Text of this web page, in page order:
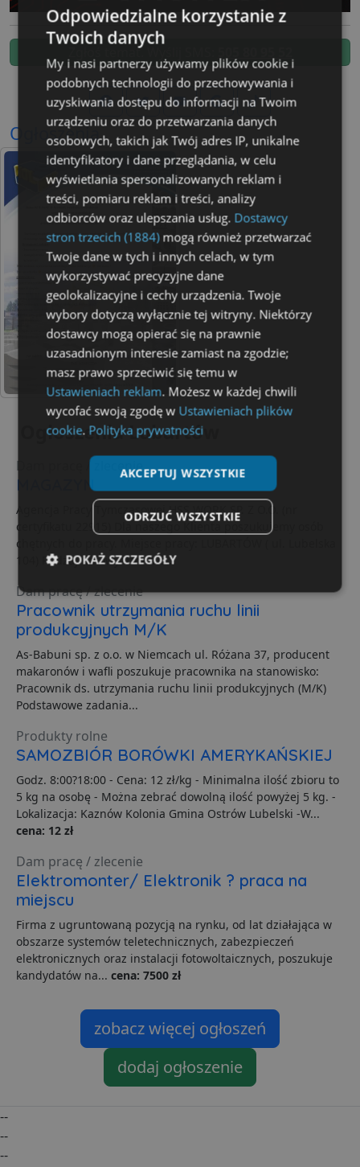
Zgłoś temat. Wyślij SMS:
Ogłoszenia
Ogłoszenia Lubartów
Dam pracę / zlecenie
MAGAZYN
Agencja Pracy Tymczasowej HSS WORK SP. Z O.O. (nr
certyfikatu 22915) Dla naszego Klienta poszukujemy osób
chętnych do pracy. Miejsce pracy: LUBARTÓW ( ul. Lubelska
104) Rodzaj umowy: Umowa...
Dam pracę / zlecenie
Pracownik utrzymania ruchu linii
produkcyjnych M/K
As-Babuni sp. z o.o. w Niemcach ul. Różana 37, producent
makaronów i wafli poszukuje pracownika na stanowisko:
Pracownik ds. utrzymania ruchu linii produkcyjnych (M/K)
Podstawowe zadania...
Produkty rolne
SAMOZBIÓR BORÓWKI AMERYKAŃSKIEJ
Godz. 8:00?18:00 - Cena: 12 zł/kg - Minimalna ilość zbioru to
5 kg na osobę - Można zebrać dowolną ilość powyżej 5 kg. -
Lokalizacja: Kaznów Kolonia Gmina Ostrów Lubelski -W...
cena: 12 zł
Dam pracę / zlecenie
Elektromonter/ Elektronik ? praca na
miejscu
Firma z ugruntowaną pozycją na rynku, od lat działająca w
obszarze systemów teletechnicznych, zabezpieczeń
elektronicznych oraz instalacji fotowoltaicznych, poszukuje
kandydatów na... cena: 7500 zł
zobacz więcej ogłoszeń
dodaj ogłoszenie
--
--
--
Odpowiedzialne korzystanie z
Twoich danych
My i nasi partnerzy używamy plików cookie i
podobnych technologii do przechowywania i
uzyskiwania dostępu do informacji na Twoim
urządzeniu oraz do przetwarzania danych
osobowych, takich jak Twój adres IP, unikalne
identyfikatory i dane przeglądania, w celu
wyświetlania spersonalizowanych reklam i
treści, pomiaru reklam i treści, analizy
odbiorców oraz ulepszania usług. Dostawcy
stron trzecich (1884)mogą również przetwarzać
Twoje dane w tych i innych celach, w tym
wykorzystywać precyzyjne dane
geolokalizacyjne i cechy urządzenia. Twoje
wybory dotyczą wyłącznie tej witryny. Niektórzy
dostawcy mogą opierać się na prawnie
uzasadnionym interesie zamiast na zgodzie;
masz prawo sprzeciwić się temu w
Ustawieniach reklam. Możesz w każdej chwili
wycofać swoją zgodę w Ustawieniach plików
cookie. Polityka prywatności
AKCEPTUJ WSZYSTKIE
ODRZUĆ WSZYSTKIE
POKAŻ SZCZEGÓŁY
Niezbędne Wydajność Targetowanie
Funkcjonalność Niesklasyfikowane
Funkcjonalność
Niesklasyfikowane
Niezbędne pliki cookie umożliwiają korzystanie z
podstawowych funkcji strony internetowej, takich jak
niezbędnych plików cookie nie można prawidłowo
korzystać ze strony internetowej.
Nazwa
ban0 .lubartow24.pl
4 minuty 57
sekund